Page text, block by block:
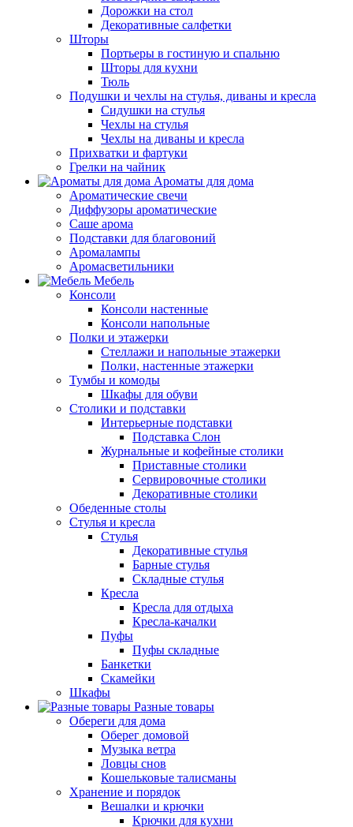
Дорожки на стол
Декоративные салфетки
Шторы
Портьеры в гостиную и спальню
Шторы для кухни
Тюль
Подушки и чехлы на стулья, диваны и кресла
Сидушки на стулья
Чехлы на стулья
Чехлы на диваны и кресла
Прихватки и фартуки
Грелки на чайник
Ароматы для дома
Ароматические свечи
Диффузоры ароматические
Саше арома
Подставки для благовоний
Аромалампы
Аромасветильники
Мебель
Консоли
Консоли настенные
Консоли напольные
Полки и этажерки
Стеллажи и напольные этажерки
Полки, настенные этажерки
Тумбы и комоды
Шкафы для обуви
Столики и подставки
Интерьерные подставки
Подставка Слон
Журнальные и кофейные столики
Приставные столики
Сервировочные столики
Декоративные столики
Обеденные столы
Стулья и кресла
Стулья
Декоративные стулья
Барные стулья
Складные стулья
Кресла
Кресла для отдыха
Кресла-качалки
Пуфы
Пуфы складные
Банкетки
Скамейки
Шкафы
Разные товары
Обереги для дома
Оберег домовой
Музыка ветра
Ловцы снов
Кошельковые талисманы
Хранение и порядок
Вешалки и крючки
Крючки для кухни